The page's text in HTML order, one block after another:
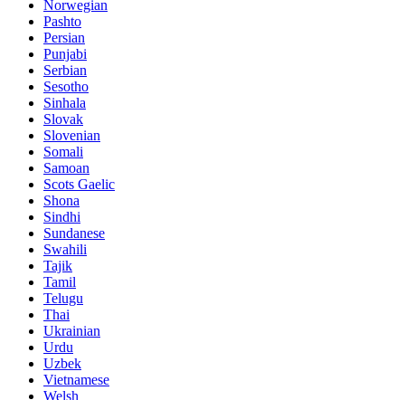
Norwegian
Pashto
Persian
Punjabi
Serbian
Sesotho
Sinhala
Slovak
Slovenian
Somali
Samoan
Scots Gaelic
Shona
Sindhi
Sundanese
Swahili
Tajik
Tamil
Telugu
Thai
Ukrainian
Urdu
Uzbek
Vietnamese
Welsh